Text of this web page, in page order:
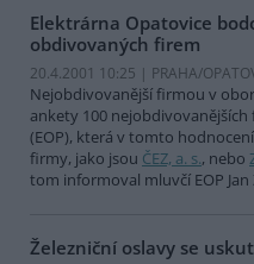
Elektrárna Opatovice
obdivovaných firem
20.4.2001 10:25 | PRAHA/
Nejobdivovanější firmou v
ankety 100 nejobdivovanějších
(EOP), která v tomto
firmy, jako jsou ČEZ, a. s., nebo
tom informoval mluvčí EOP Jan
Železniční oslavy se